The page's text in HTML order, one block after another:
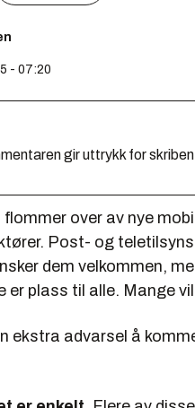
- 07:20
gir uttrykk for
flommer over av nye
Post- og
dem velkommen,
er plass til alle. Mange
ekstra advarsel å